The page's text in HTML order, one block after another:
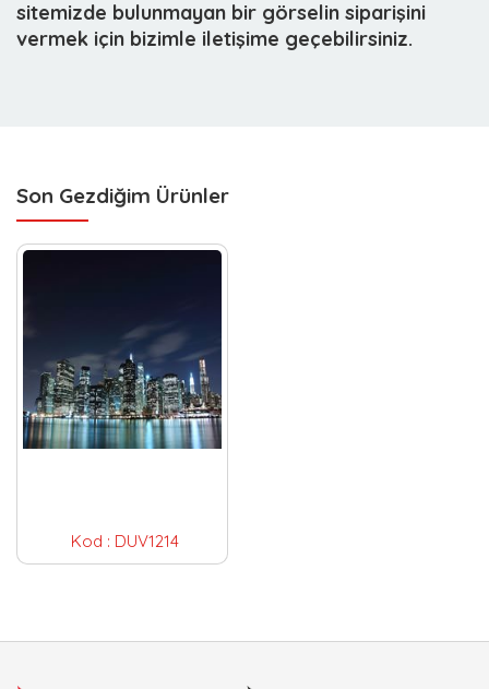
sitemizde bulunmayan bir görselin siparişini
vermek için bizimle iletişime geçebilirsiniz.
Son Gezdiğim Ürünler
Kod : DUV1214